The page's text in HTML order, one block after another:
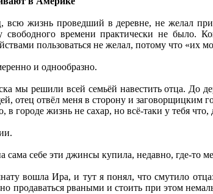
всю жизнь проведший в деревне, не желал
свободного времени практически не было.
пользоваться не желал, потому что «их
и однообразно.
мы решили всей семьёй навестить отца. До
отец отвёл меня в сторону и заговорщицким
городе жизнь не сахар, но всё-таки у тебя
сама себе эти джинсы купила, недавно, где-то
вошла Ира, и тут я понял, что смутило
продаваться рваными и стоить при этом